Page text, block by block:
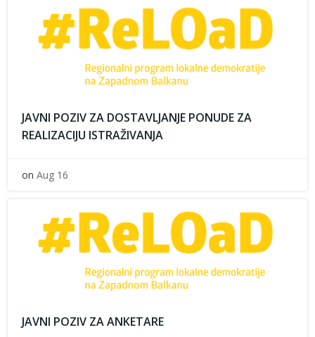
JAVNI POZIV ZA DOSTAVLJANJE PONUDE ZA
REALIZACIJU ISTRAŽIVANJA
on Aug 16
JAVNI POZIV ZA ANKETARE